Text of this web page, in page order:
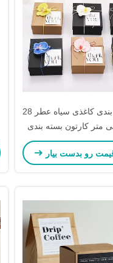
جعبه بسته بندی کاغذی سیاه عطر 28
متر کارتون بسته بندی
لوازم آرایشی
رو بدست بیار